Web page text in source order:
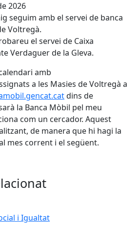
2026
seguim amb el servei de banca
Voltregà.
el servei de Caixa
Verdaguer de la Gleva.
amb
a les Masies de Voltregà a
dins de
la Banca Mòbil pel meu
com un cercador. Aquest
de manera que hi hagi la
mes corrent i el següent.
i Igualtat